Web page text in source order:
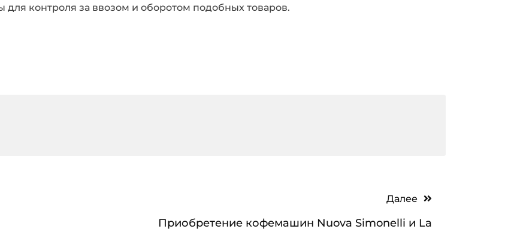
контроля за ввозом и оборотом подобных товаров.
Далее
Приобретение кофемашин Nuova Simonelli и La